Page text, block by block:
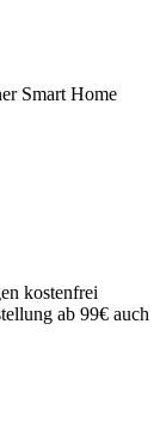
Smart Home
kostenfrei
ab 99€ auch